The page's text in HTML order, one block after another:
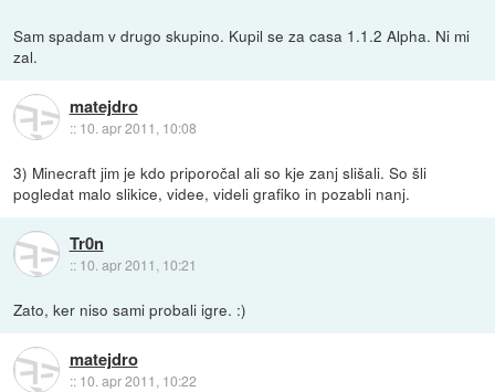
Sam spadam v drugo skupino. Kupil se za casa 1.1.2 Alpha. Ni mi
zal.
matejdro
:: 10. apr 2011, 10:08
3) Minecraft jim je kdo priporočal ali so kje zanj slišali. So šli
pogledat malo slikice, videe, videli grafiko in pozabli nanj.
Tr0n
:: 10. apr 2011, 10:21
Zato, ker niso sami probali igre. :)
matejdro
:: 10. apr 2011, 10:22